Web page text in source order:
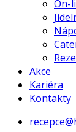
On-
Akce
Kariéra
Kontakty